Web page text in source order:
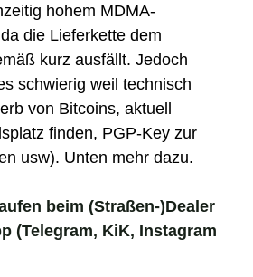
hohem MDMA-
die Lieferkette dem
kurz ausfällt. Jedoch
schwierig weil technisch
von Bitcoins, aktuell
finden, PGP-Key zur
usw). Unten mehr dazu.
beim (Straßen-)Dealer
(Telegram, KiK, Instagram